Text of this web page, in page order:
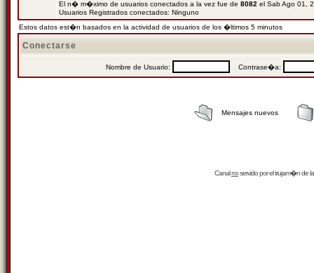
El n� m�ximo de usuarios conectados a la vez fue de 8082 el Sab Ago 01,
Usuarios Registrados conectados: Ninguno
Estos datos est�n basados en la actividad de usuarios de los �ltimos 5 minutos
Conectarse
Nombre de Usuario: Contrase�a:
Mensajes nuevos
Canalrssservido por eltrujam�nde